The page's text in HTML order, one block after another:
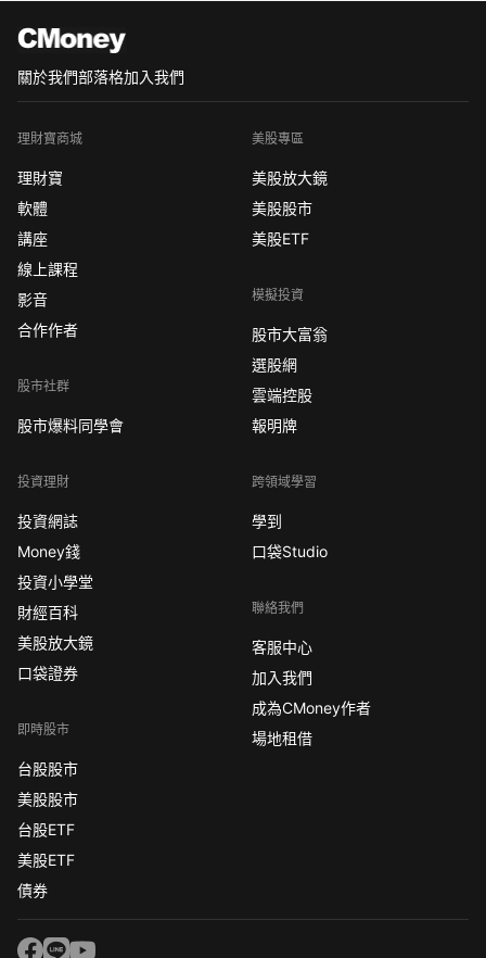
關於我們部落格加入我們
理財寶商城
理財寶
軟體
講座
線上課程
影音
合作作者
股市社群
股市爆料同學會
投資理財
投資網誌
Money錢
投資小學堂
財經百科
美股放大鏡
口袋證券
即時股市
台股股市
美股股市
台股ETF
美股ETF
債券
美股專區
美股放大鏡
美股股市
美股ETF
模擬投資
股市大富翁
選股網
雲端控股
報明牌
跨領域學習
學到
口袋Studio
聯絡我們
客服中心
加入我們
成為CMoney作者
場地租借